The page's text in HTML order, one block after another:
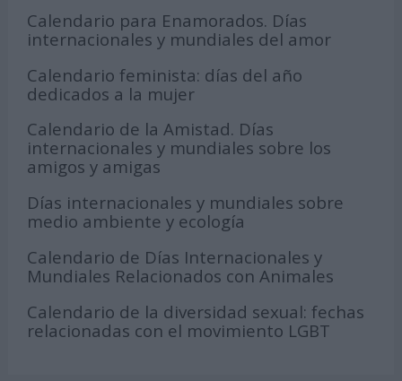
Calendario para Enamorados. Días
internacionales y mundiales del amor
Calendario feminista: días del año
dedicados a la mujer
Calendario de la Amistad. Días
internacionales y mundiales sobre los
amigos y amigas
Días internacionales y mundiales sobre
medio ambiente y ecología
Calendario de Días Internacionales y
Mundiales Relacionados con Animales
Calendario de la diversidad sexual: fechas
relacionadas con el movimiento LGBT